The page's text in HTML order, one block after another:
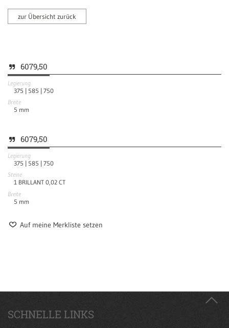
zur Übersicht zurück
6079,50
Legierung
375 | 585 | 750
Breite
5 mm
6079,50
Legierung
375 | 585 | 750
Steine
1 BRILLANT 0,02 CT
Breite
5 mm
Auf meine Merkliste setzen
SCHNELLE LINKS